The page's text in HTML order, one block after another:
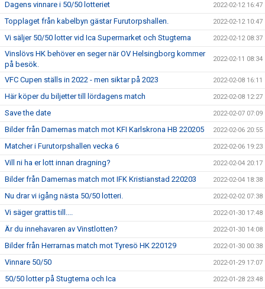
Dagens vinnare i 50/50 lotteriet 2022-02-12 16:47
Topplaget från kabelbyn gästar Furutorpshallen. 2022-02-12 10:47
Vi säljer 50/50 lotter vid Ica Supermarket och Stugtema 2022-02-12 08:37
Vinslövs HK behöver en seger när OV Helsingborg kommer
på besök.
2022-02-11 08:34
VFC Cupen ställs in 2022 - men siktar på 2023 2022-02-08 16:11
Här köper du biljetter till lördagens match 2022-02-08 12:27
Save the date 2022-02-07 07:09
Bilder från Damernas match mot KFI Karlskrona HB 220205 2022-02-06 20:55
Matcher i Furutorpshallen vecka 6 2022-02-06 19:23
Vill ni ha er lott innan dragning? 2022-02-04 20:17
Bilder från Damernas match mot IFK Kristianstad 220203 2022-02-04 18:38
Nu drar vi igång nästa 50/50 lotteri. 2022-02-02 07:38
Vi säger grattis till.... 2022-01-30 17:48
Är du innehavaren av Vinstlotten? 2022-01-30 14:08
Bilder från Herrarnas match mot Tyresö HK 220129 2022-01-30 00:38
Vinnare 50/50 2022-01-29 17:07
50/50 lotter på Stugtema och Ica 2022-01-28 23:48